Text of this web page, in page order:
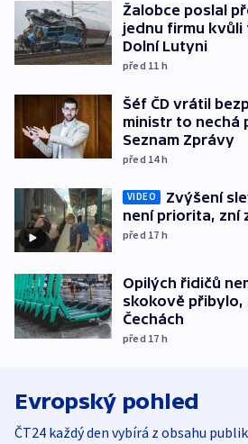
Žalobce poslal
jednu firmu
Dolní Lutyni
před 11 h
Šéf ČD vrátil
ministr to nechá
Seznam Zprávy
před 14h
VIDEO
Zvýšení
není priorita, zní
před 17 h
Opilých řidičů
skokově přibylo,
Čechách
před 17 h
Evropský pohled
ČT24 každý den vybírá z obsahu